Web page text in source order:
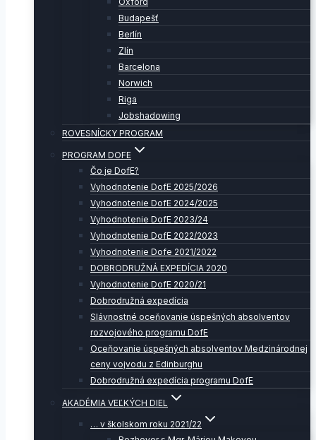
Budapešť
Berlín
Zlín
Barcelona
Norwich
Riga
Jobshadowing
ROVESNÍCKY PROGRAM
PROGRAM DOFE
Čo je DofE?
Vyhodnotenie DofE 2025/2026
Vyhodnotenie DofE 2024/2025
Vyhodnotenie DofE 2023/24
Vyhodnotenie DofE 2022/2023
Vyhodnotenie Dofe 2021/2022
DOBRODRUŽNÁ EXPEDÍCIA 2020
Vyhodnotenie DofE 2020/21
Dobrodružná expedícia
Slávnostné oceňovanie úspešných absolventov
rozvojového programu DofE
Oceňovanie úspešných absolventov Medzinárodnej
ceny vojvodu z Edinburghu
Dobrodružná expedícia programu DofE
AKADÉMIA VEĽKÝCH DIEL
… v školskom roku 2021/22